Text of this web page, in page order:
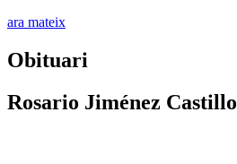
ara mateix
Obituari
Rosario Jiménez Castillo